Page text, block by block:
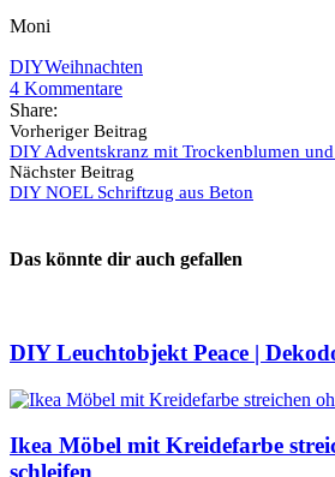
Moni
DIYWeihnachten
4 Kommentare
Share:
Vorheriger Beitrag
DIY Adventskranz mit Trockenblumen
Nächster Beitrag
DIY NOEL Schriftzug aus Beton
Das könnte dir auch gefallen
DIY Leuchtobjekt Peace |
Ikea Möbel mit Kreidefarbe